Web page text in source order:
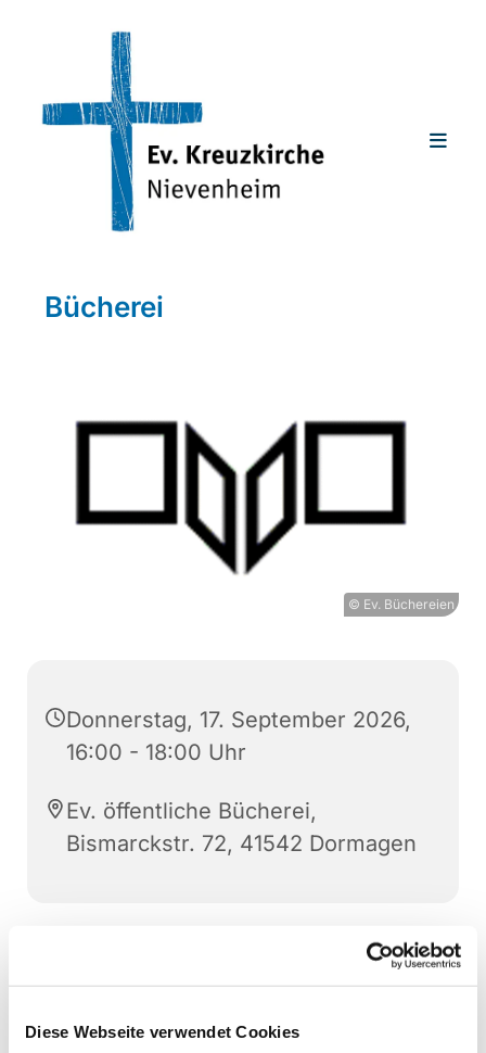
Diese Webseite verwendet Cookies
Bücherei
© Ev. Büchereien
Donnerstag, 17. September 2026,
16:00 - 18:00 Uhr
Ev. öffentliche Bücherei,
Bismarckstr. 72, 41542 Dormagen